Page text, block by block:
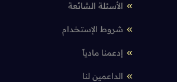
الأسئلة الشائعة
شروط الإستخدام
إدعمنا مادياً
الداعمين لنا